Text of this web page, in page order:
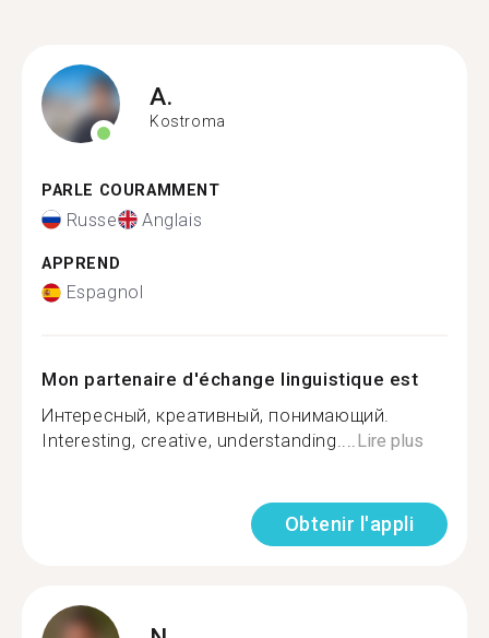
A.
Kostroma
PARLE COURAMMENT
Russe Anglais
APPREND
Espagnol
Mon partenaire d'échange linguistique est
Интересный, креативный, понимающий.
Interesting, creative, understanding....Lire plus
Obtenir l'appli